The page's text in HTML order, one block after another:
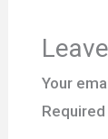
Your